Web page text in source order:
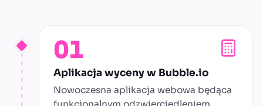
01
Aplikacja wyceny w Bubble.io
Nowoczesna aplikacja webowa będąca